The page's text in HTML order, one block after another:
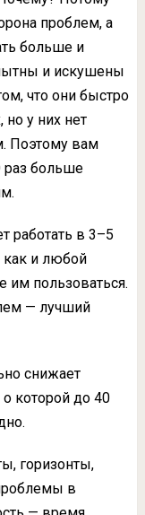
проблем, а
больше и
и искушены
что они быстро
но у них нет
Поэтому вам
раз больше
работать в 3–5
как и любой
им пользоваться.
— лучший
снижает
которой до 40
горизонты,
в